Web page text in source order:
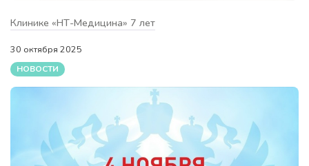
Клинике «НТ-Медицина» 7 лет
30 октября 2025
НОВОСТИ